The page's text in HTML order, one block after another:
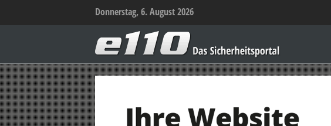
Donnerstag, 6. August 2026
–
Das
Sicherheitsportal